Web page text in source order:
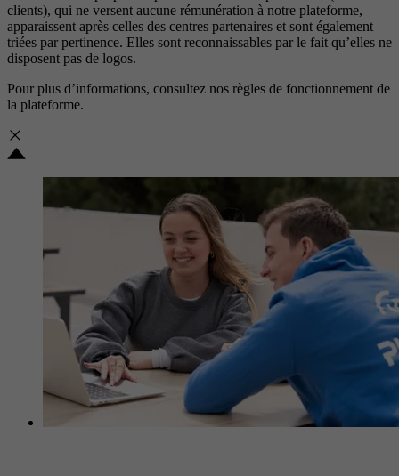
clients), qui ne versent aucune rémunération à notre plateforme,
apparaissent après celles des centres partenaires et sont également
triées par pertinence. Elles sont reconnaissables par le fait qu’elles ne
disposent pas de logos.
Pour plus d’informations, consultez nos règles de fonctionnement de
la plateforme.